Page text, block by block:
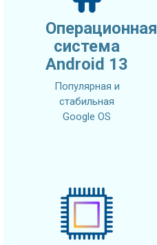
Операционная
система
Android 13
Популярная и
стабильная
Google OS